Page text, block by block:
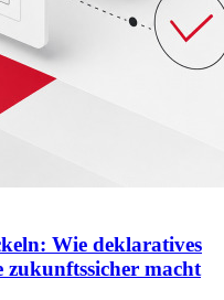
Wie deklaratives
zukunftssicher macht